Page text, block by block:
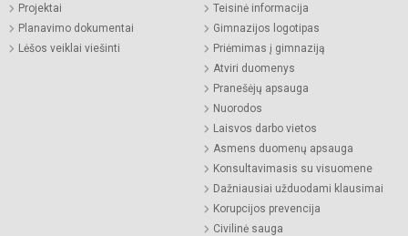
Projektai
Planavimo dokumentai
Lėšos veiklai viešinti
Teisinė informacija
Gimnazijos logotipas
Priėmimas į gimnaziją
Atviri duomenys
Pranešėjų apsauga
Nuorodos
Laisvos darbo vietos
Asmens duomenų apsauga
Konsultavimasis su visuomene
Dažniausiai užduodami klausimai
Korupcijos prevencija
Civilinė sauga